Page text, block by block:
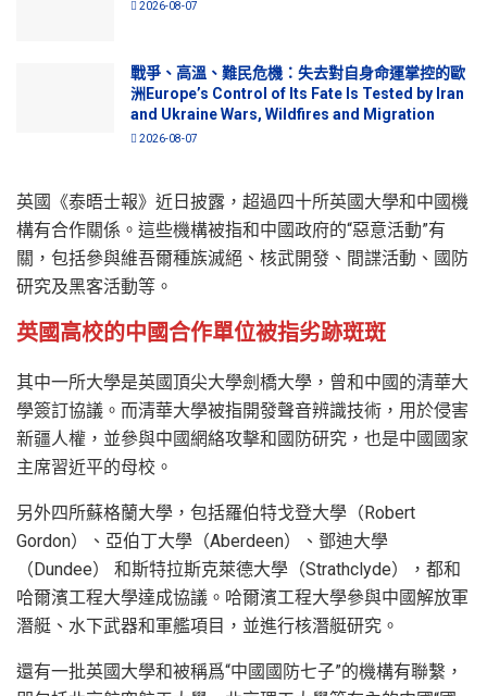
2026-08-07
戰爭、高溫、難民危機：失去對自身命運掌控的歐
洲Europe’s Control of Its Fate Is Tested by Iran
and Ukraine Wars, Wildfires and Migration
2026-08-07
英國《泰晤士報》近日披露，超過四十所英國大學和中國機
構有合作關係。這些機構被指和中國政府的“惡意活動”有
關，包括參與維吾爾種族滅絕、核武開發、間諜活動、國防
研究及黑客活動等。
英國高校的中國合作單位被指劣跡斑斑
其中一所大學是英國頂尖大學劍橋大學，曾和中國的清華大
學簽訂協議。而清華大學被指開發聲音辨識技術，用於侵害
新疆人權，並參與中國網絡攻擊和國防研究，也是中國國家
主席習近平的母校。
另外四所蘇格蘭大學，包括羅伯特戈登大學（Robert
Gordon）、亞伯丁大學（Aberdeen）、鄧迪大學
（Dundee） 和斯特拉斯克萊德大學（Strathclyde），都和
哈爾濱工程大學達成協議。哈爾濱工程大學參與中國解放軍
潛艇、水下武器和軍艦項目，並進行核潛艇研究。
還有一批英國大學和被稱爲“中國國防七子”的機構有聯繫，